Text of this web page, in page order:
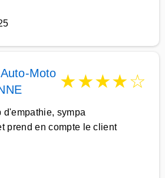
Moto ★★★★☆
d'empathie, sympa
prend en compte le client